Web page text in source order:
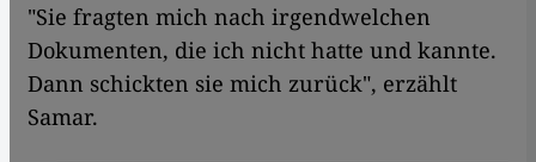
"Sie fragten mich nach irgendwelchen
Dokumenten, die ich nicht hatte und kannte.
Dann schickten sie mich zurück", erzählt
Samar.